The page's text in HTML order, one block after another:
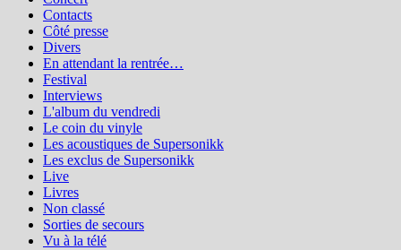
Contacts
Côté presse
Divers
En attendant la rentrée…
Festival
Interviews
L'album du vendredi
Le coin du vinyle
Les acoustiques de Supersonikk
Les exclus de Supersonikk
Live
Livres
Non classé
Sorties de secours
Vu à la télé